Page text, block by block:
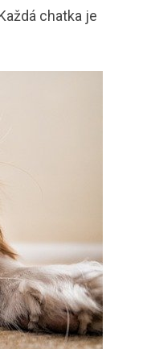
chatka je